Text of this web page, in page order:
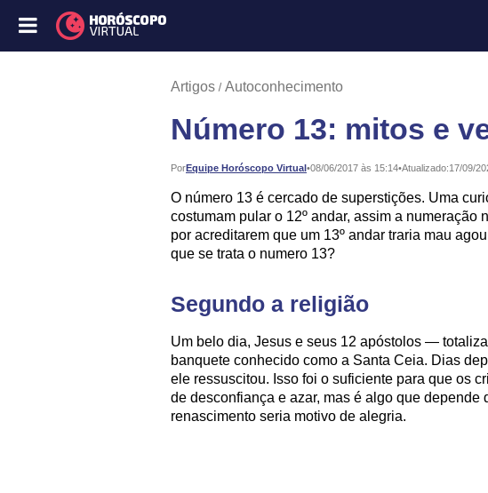
Artigos Autoconhecimento
Número 13: mitos e
PorEquipe Horóscopo Virtual•
Publicado: 08/06/2017 às 15:14•Atualizado:17/09/
O número 13 é cercado de superstições. Uma
costumam pular o 12º andar, assim a numeração
por acreditarem que um 13º andar traria mau
que se trata o numero 13?
Segundo a religião
Um belo dia, Jesus e seus 12 apóstolos —
banquete conhecido como a Santa Ceia. Dias
ele ressuscitou. Isso foi o suficiente para que os
de desconfiança e azar, mas é algo que depende
renascimento seria motivo de alegria.